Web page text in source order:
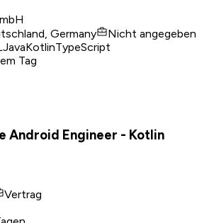
Germany
Nicht angegeben
JavaKotlinTypeScript
Tag
Android Engineer - Kotlin
Vertrag